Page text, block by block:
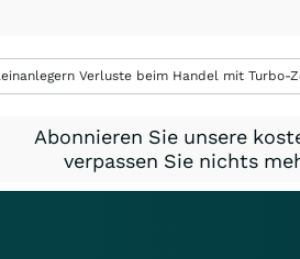
Verluste beim Handel mit
Abonnieren Sie unsere
verpassen Sie nichts